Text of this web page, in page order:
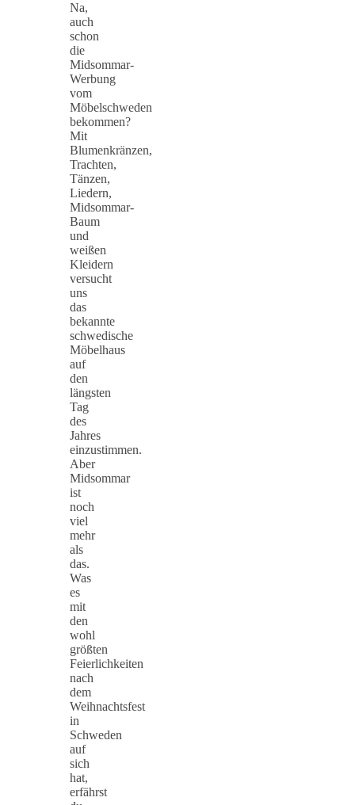
Na,
auch
schon
die
Midsommar-
Werbung
vom
Möbelschweden
bekommen?
Mit
Blumenkränzen,
Trachten,
Tänzen,
Liedern,
Midsommar-
Baum
und
weißen
Kleidern
versucht
uns
das
bekannte
schwedische
Möbelhaus
auf
den
längsten
Tag
des
Jahres
einzustimmen.
Aber
Midsommar
ist
noch
viel
mehr
als
das.
Was
es
mit
den
wohl
größten
Feierlichkeiten
nach
dem
Weihnachtsfest
in
Schweden
auf
sich
hat,
erfährst